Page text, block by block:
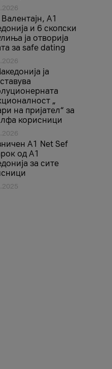
Валентајн, A1
и 6 скопски
ја отворија
за safe dating
ја
„
на пријател“ за
корисници
A1 Net Sеf
од А1
за сите